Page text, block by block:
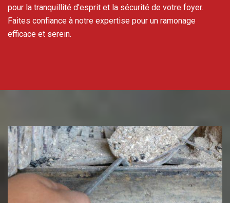
pour la tranquillité d'esprit et la sécurité de votre foyer.
Faites confiance à notre expertise pour un ramonage
efficace et serein.